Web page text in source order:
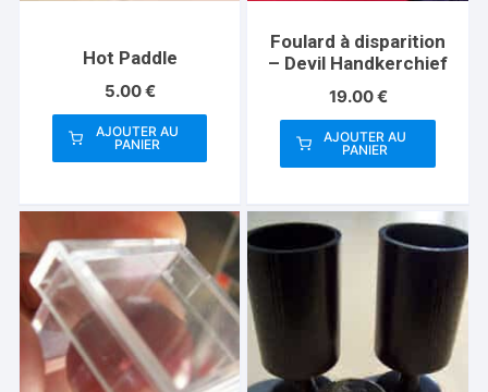
Hot Paddle
5.00€
AJOUTER AU
PANIER
Foulard à disparition
– Devil Handkerchief
19.00€
AJOUTER AU
PANIER